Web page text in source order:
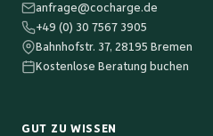
anfrage@cocharge.de
+49 (0) 30 7567 3905
Bahnhofstr. 37, 28195 Bremen
Kostenlose Beratung buchen
GUT ZU WISSEN